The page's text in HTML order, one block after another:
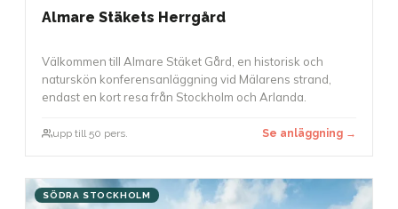
Almare Stäkets Herrgård
Välkommen till Almare Stäket Gård, en historisk och
naturskön konferensanläggning vid Mälarens strand,
endast en kort resa från Stockholm och Arlanda.
upp till 50 pers. Se anläggning →
SÖDRA STOCKHOLM